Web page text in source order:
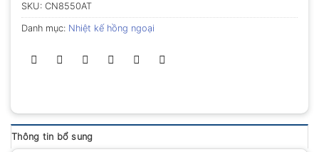
SKU: CN8550AT
Danh mục: Nhiệt kế hồng ngoại
Thông tin bổ sung